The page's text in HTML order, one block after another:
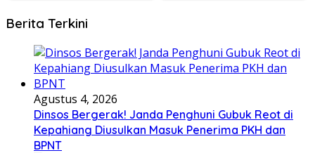
Berita Terkini
Agustus 4, 2026
Dinsos Bergerak! Janda Penghuni Gubuk Reot di
Kepahiang Diusulkan Masuk Penerima PKH dan
BPNT